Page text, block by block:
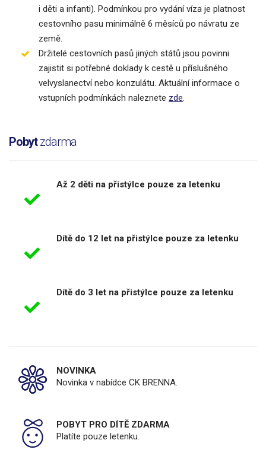
i děti a infanti). Podmínkou pro vydání víza je platnost
cestovního pasu minimálně 6 měsíců po návratu ze
země.
Držitelé cestovních pasů jiných států jsou povinni
zajistit si potřebné doklady k cestě u příslušného
velvyslanectví nebo konzulátu. Aktuální informace o
vstupních podmínkách naleznete zde.
Pobytzdarma
Až 2 děti na přistýlce pouze za letenku
Dítě do 12 let na přistýlce pouze za letenku
Dítě do 3 let na přistýlce pouze za letenku
NOVINKA
Novinka v nabídce CK BRENNA.
POBYT PRO DÍTĚ ZDARMA
Platíte pouze letenku.